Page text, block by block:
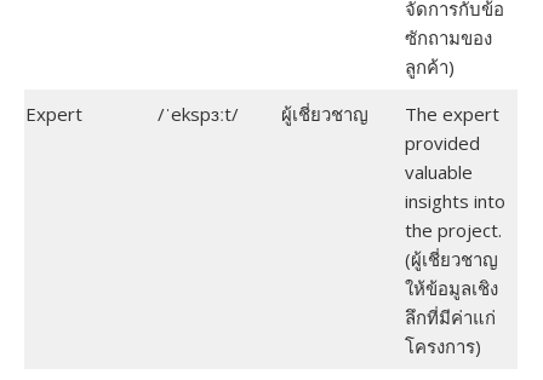
จัดการกับข้อ
ซักถามของ
ลูกค้า)
Expert
/ˈekspɜːt/ ผู้เชี่ยวชาญ
The expert
provided
valuable
insights into
the project.
(ผู้เชี่ยวชาญ
ให้ข้อมูลเชิง
ลึกที่มีค่าแก่
โครงการ)